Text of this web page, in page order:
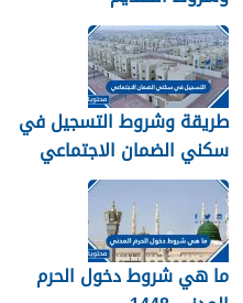
طريقة وشروط التسجيل في
سكني الضمان الاجتماعي
1448
ما هي شروط دخول الحرم